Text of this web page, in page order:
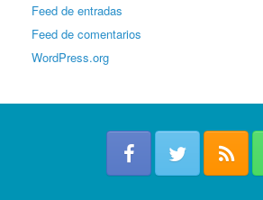
Feed de entradas
Feed de comentarios
WordPress.org